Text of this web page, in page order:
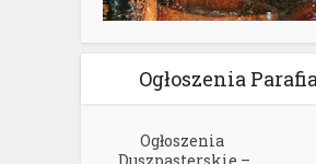
Ogłoszenia
Ogłoszenia